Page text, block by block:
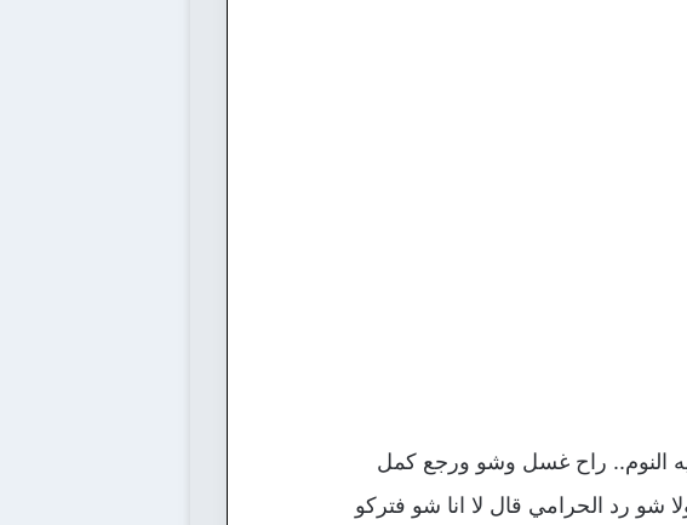
النوم.. راح غسل وشو ورجع كمل
رد الحرامي قال لا انا شو فتركو